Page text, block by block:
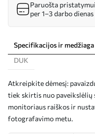
Paruošta pristatymui
per 1–3 darbo dienas
Specifikacijos ir medžiaga
DUK
Atkreipkite dėmesį:
tiek skirtis nuo paveikslėlių
monitoriaus raiškos ir
fotografavimo metu.